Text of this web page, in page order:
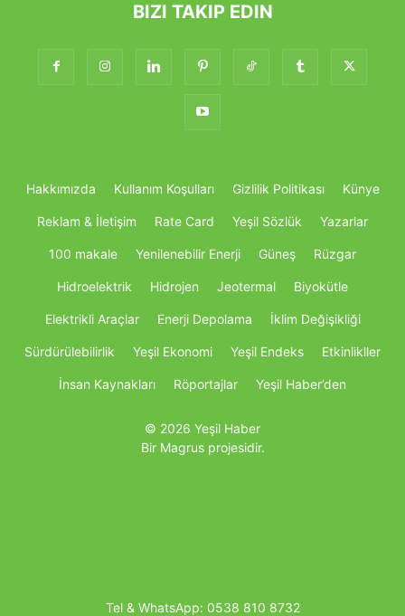
BIZI TAKIP EDIN
Hakkımızda Kullanım Koşulları Gizlilik Politikası Künye
Reklam & İletişim Rate Card Yeşil Sözlük Yazarlar
100 makale Yenilenebilir Enerji Güneş Rüzgar
Hidroelektrik Hidrojen Jeotermal Biyokütle
Elektrikli Araçlar Enerji Depolama İklim Değişikliği
Sürdürülebilirlik Yeşil Ekonomi Yeşil Endeks Etkinlikller
İnsan Kaynakları Röportajlar Yeşil Haber’den
© 2026 Yeşil Haber
Bir Magrus projesidir.
Tel & WhatsApp: 0538 810 8732